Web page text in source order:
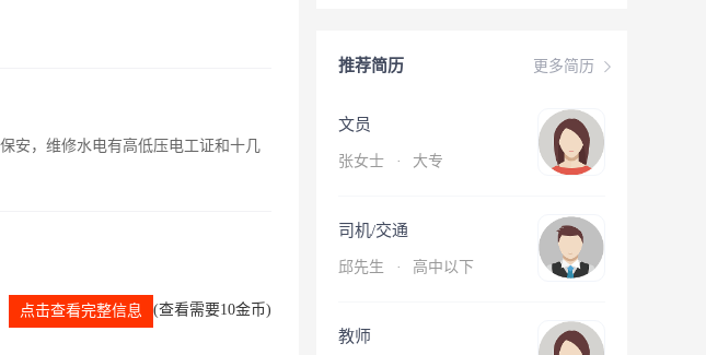
安，维修水电有高低压电工证和十几
点击查看完整信息 (查看需要10金币)
更多简历
推荐简历
文员
张女士 · 大专
司机/交通
邱先生 · 高中以下
教师